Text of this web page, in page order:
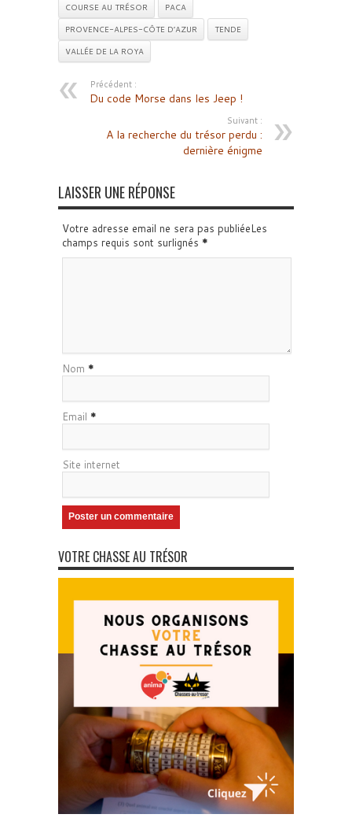
COURSE AU TRÉSOR
PACA
PROVENCE-ALPES-CÔTE D’AZUR
TENDE
VALLÉE DE LA ROYA
Précédent :
Du code Morse dans les Jeep !
Suivant :
A la recherche du trésor perdu :
dernière énigme
LAISSER UNE RÉPONSE
Votre adresse email ne sera pas publiéeLes
champs requis sont surlignés *
Nom *
Email *
Site internet
VOTRE CHASSE AU TRÉSOR